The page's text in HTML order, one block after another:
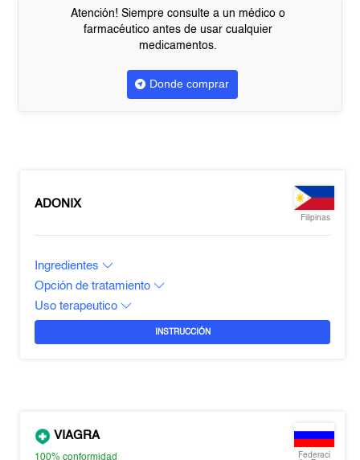
Atención! Siempre consulte a un médico o
farmacéutico antes de usar cualquier
medicamentos.
Donde comprar
ADONIX
Filipinas
Ingredientes
Opción de tratamiento
Uso terapeutico
INSTRUCCIÓN
VIAGRA
100%conformidad
Federaci